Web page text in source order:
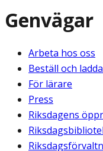
Genvägar
Arbeta hos oss
Beställ och
För lärare
Press
Riksdagens